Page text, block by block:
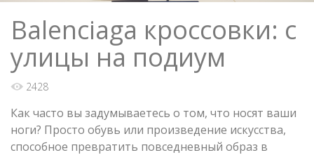
Balenciaga кроссовки: с
улицы на подиум
2428
Как часто вы задумываетесь о том, что носят ваши
ноги? Просто обувь или произведение искусства,
способное превратить повседневный образ в